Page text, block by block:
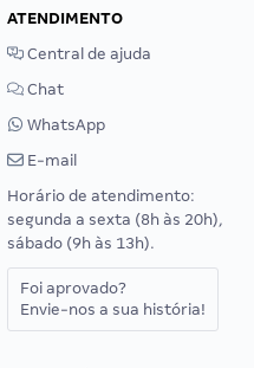
ATENDIMENTO
Central de ajuda
Chat
WhatsApp
E-mail
Horário de atendimento:
segunda a sexta (8h às 20h),
sábado (9h às 13h).
Foi aprovado?
Envie-nos a sua história!